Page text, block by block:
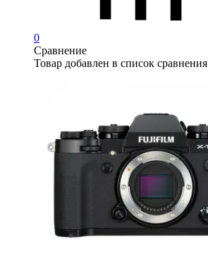
0
Сравнение
Товар добавлен в список сравнения